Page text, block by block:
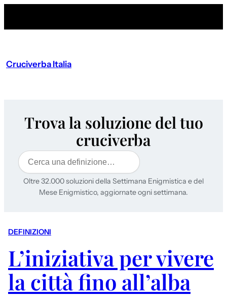
Cruciverba Italia
Trova la soluzione del tuo
cruciverba
Cerca
Oltre 32.000 soluzioni della Settimana Enigmistica e del
Mese Enigmistico, aggiornate ogni settimana.
DEFINIZIONI
L’iniziativa per vivere
la città fino all’alba